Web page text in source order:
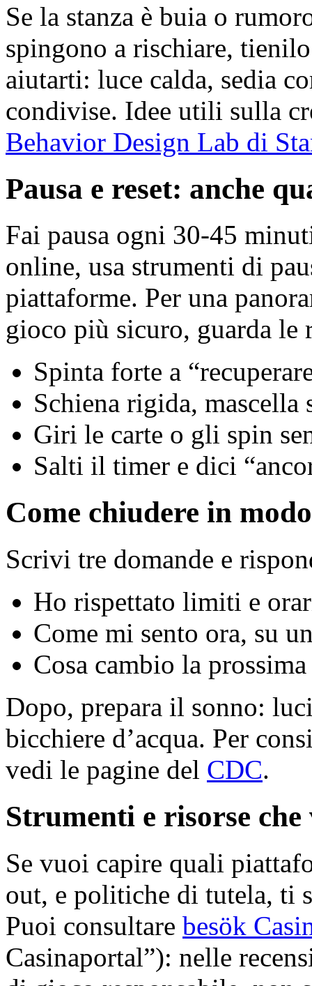
Se la stanza è buia o
spingono a rischiare,
aiutarti: luce calda, sedia
condivise. Idee utili sulla
Behavior Design Lab di
Pausa e reset: anche
Fai pausa ogni 30-45
online, usa strumenti di
piattaforme. Per una
gioco più sicuro, guarda le
Spinta forte a
Schiena rigida, mascella
Giri le carte o gli spin
Salti il timer e dici
Come chiudere in
Scrivi tre domande e
Ho rispettato limiti e
Come mi sento ora, su
Cosa cambio la
Dopo, prepara il sonno:
bicchiere d’acqua. Per
vedi le pagine del CDC.
Strumenti e risorse
Se vuoi capire quali
out, e politiche di tutela, ti
Puoi consultare besök
Casinaportal”): nelle